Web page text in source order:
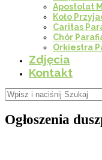
Apostolat
Koło
Caritas
Chór
Orkiestra
Zdjęcia
Kontakt
Ogłoszenia